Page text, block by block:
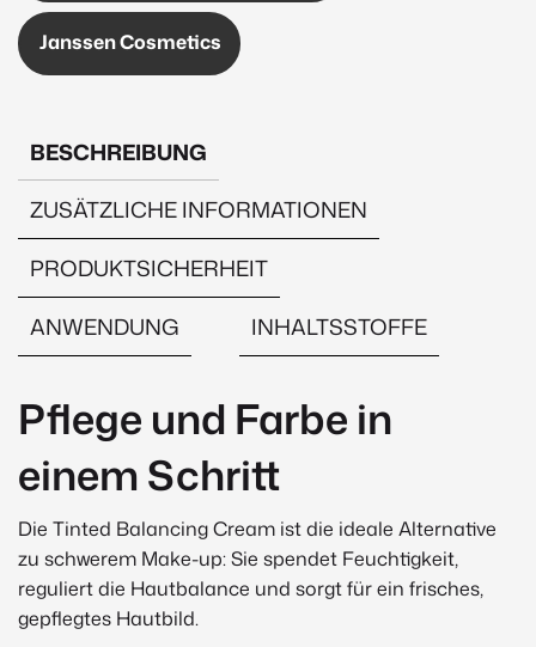
Janssen Cosmetics
BESCHREIBUNG
ZUSÄTZLICHE INFORMATIONEN
PRODUKTSICHERHEIT
ANWENDUNG
INHALTSSTOFFE
Beschreibung
Pflege und Farbe in
einem Schritt
Die Tinted Balancing Cream ist die ideale Alternative
zu schwerem Make-up: Sie spendet Feuchtigkeit,
reguliert die Hautbalance und sorgt für ein frisches,
gepflegtes Hautbild.